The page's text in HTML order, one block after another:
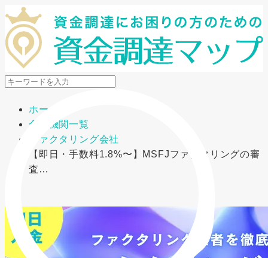
メニューを開閉
ホーム
金融機関一覧
ファクタリング会社
【即日・手数料1.8%〜】MSFJファクタリングの審
査…